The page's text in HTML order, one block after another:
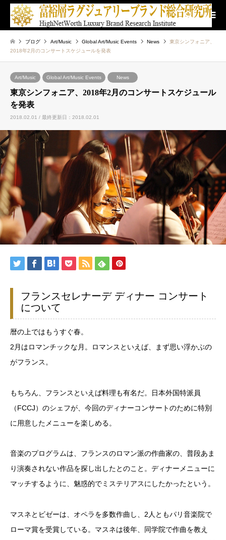
検索
ブログ Art/Music Global Art/Music Events News
東京シンフォニア、
2018年2月のコンサートスケジュールを発表
Art/Music Global Art/Music Events News
東京シンフォニア、2018年2月のコンサートスケジュール
を発表
2018.02.01 / 最終更新日：2018.02.01
フランスセレナーデ ディナー コンサート
について
暦の上ではもうすぐ春。
2月はロマンチックな月。ロマンスといえば、まず思い浮かぶの
がフランス。
もちろん、フランスといえば料理も有名だ。日本外国特派員
（FCCJ）のシェフが、今回のディナーコンサートのために特別
に用意したメニューを楽しめる。
音楽のプログラムは、フランスのロマン派の作曲家の、普段あま
り演奏されない作品を探し出したとのこと。ディナーメニューに
マッチするように、魅惑的でミステリアスにしたかったという。
マスネとビゼーは、オペラを多数作曲し、2人ともパリ音楽院で
ローマ賞を受賞している。マスネは後年、同学院で作曲を教え